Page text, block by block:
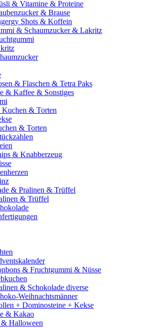
& Vitamine & Proteine
& Brause
Shots & Koffein
& Schaumzucker & Lakritz
& Flaschen & Tetra Paks
& Kaffee & Sonstiges
& Torten
& Torten
& Knabberzeug
& Pralinen & Trüffel
& Trüffel
& Fruchtgummi & Nüsse
& Schokolade diverse
Weihnachtsmänner
+ Dominosteine + Kekse
& Kakao
& Halloween